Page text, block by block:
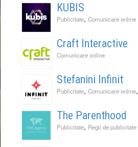
KUBIS
Publicitate, Comunicare online
Craft Interactive
Comunicare online
Stefanini Infinit
Publicitate, Comunicare online,
The Parenthood
Publicitate, Regii de publicitate